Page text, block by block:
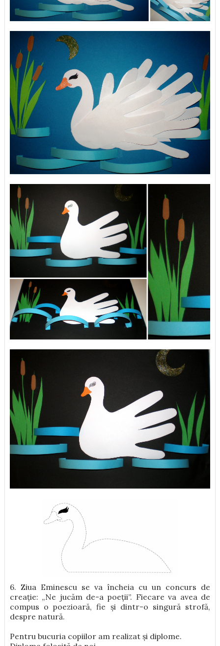
6. Ziua Eminescu se va încheia cu un concurs de
creație: „Ne jucăm de-a poeții”. Fiecare va avea de
compus o poezioară, fie și dintr-o singură strofă,
despre natură.
Pentru bucuria copiilor am realizat și diplome.